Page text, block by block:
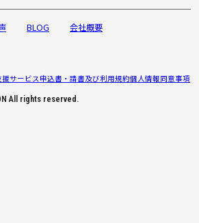
BLOG
会社概要
サービス申込書・請書及び利用規約個人情報同意事項
All rights reserved.